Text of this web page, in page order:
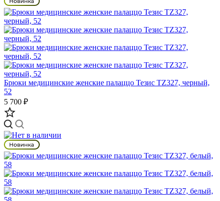
Брюки медицинские женские палаццо Тезис TZ327, черный,
52
5 700 ₽